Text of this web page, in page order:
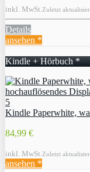
inkl. MwSt. Zuletzt
Details
ansehen *
Kindle + Hörbuch *
Kindle Paperwhite,
84,99 €
inkl. MwSt. Zuletzt
ansehen *